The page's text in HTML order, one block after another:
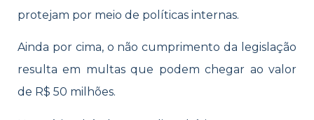
protejam por meio de políticas internas.
Ainda por cima, o não cumprimento da legislação
resulta em multas que podem chegar ao valor
de R$ 50 milhões.